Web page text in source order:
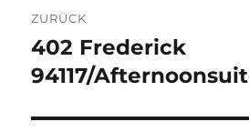
ZURÜCK
Vorheriger
Beitrag:
402 Frederick
94117/